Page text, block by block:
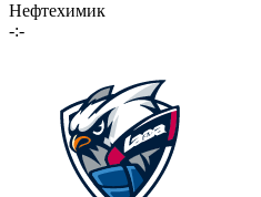
Нефтехимик
-:-